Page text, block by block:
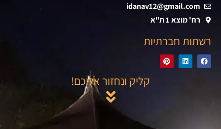
idanav12@gmail.com
רח' מוצא 1 ת"א
רשתות חברתיות
קליק ונחזור אליכם!